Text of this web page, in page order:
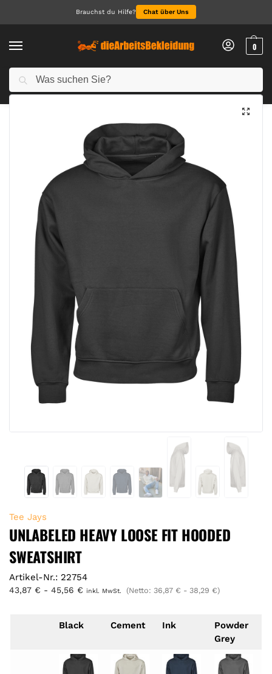
Brauchst du Hilfe? Chat über Uns
0
Start Oberteile / Hoodies /
Tee Jays
UNLABELED HEAVY LOOSE FIT HOODED
SWEATSHIRT
Artikel-Nr.: 22754
43,87 € - 45,56 € inkl. MwSt. (Netto: 36,87 € - 38,29 €)
Black Cement Ink
Powder
Grey